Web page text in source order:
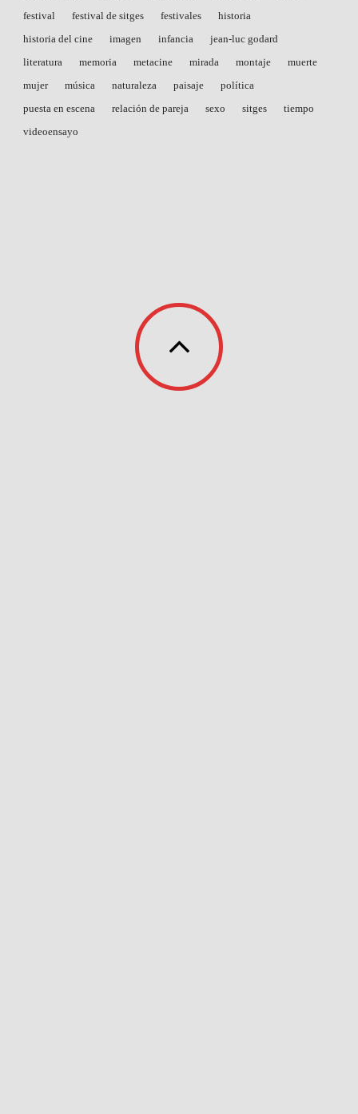
festival
festival de sitges festivales
historia
historia del cine
imagen infancia
jean-luc godard
literatura
memoria metacine mirada montaje
muerte
mujer
música naturaleza paisaje
política
puesta en escena
relación de pareja sexo sitges
tiempo
videoensayo